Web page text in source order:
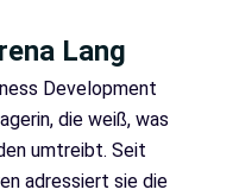
Lang
Development
die weiß, was
umtreibt. Seit
adressiert sie die